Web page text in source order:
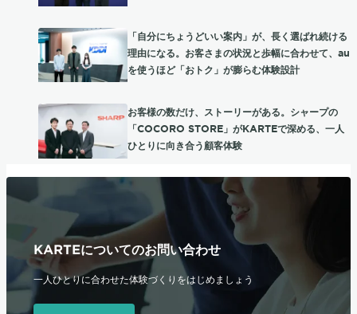
「自分にちょうどいい案内」が、長く選ばれ続ける
理由になる。お客さまの状況と歩幅に合わせて、au
を使うほど「おトク」が膨らむ体験設計
お客様の数だけ、ストーリーがある。シャープの
「COCORO STORE」がKARTEで深める、一人
ひとりに向き合う顧客体験
KARTEについてのお問い合わせ
一人ひとりに合わせた体験づくりをはじめましょう